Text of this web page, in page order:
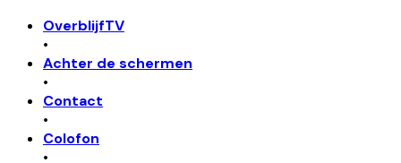
OverblijfTV
•
Achter de schermen
•
Contact
•
Colofon
•